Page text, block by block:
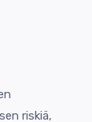
riskiä,